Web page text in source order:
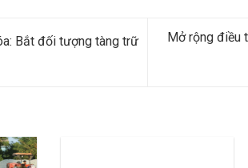
Bắt đối tượng tàng trữ
Mở rộng điều